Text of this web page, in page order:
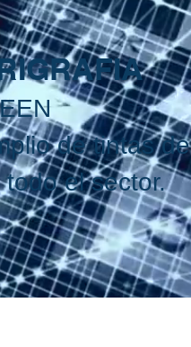
de tintas de
el sector.